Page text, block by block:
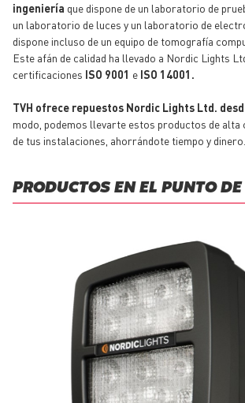
ingeniería que dispone de un laboratorio de
un laboratorio de luces y un laboratorio de
dispone incluso de un equipo de tomografía
Este afán de calidad ha llevado a Nordic Lights
certificaciones ISO 9001 e ISO 14001.
TVH ofrece repuestos Nordic Lights Ltd.
modo, podemos llevarte estos productos de alta
de tus instalaciones, ahorrándote tiempo y dinero.
PRODUCTOS EN EL PUNTO